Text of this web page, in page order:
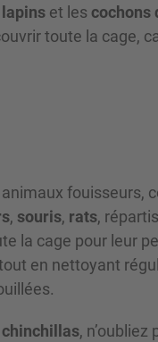
lapins et les cochons
toute la cage,
fouisseurs,
, souris, rats,
la cage pour leur
en nettoyant
chinchillas, n’oubliez